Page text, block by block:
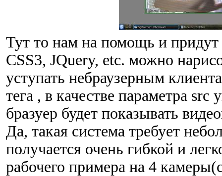
Тут то нам на помощь и
CSS3, JQuery, etc. можно
уступать небраузерным
тега , в качестве параметра src
бразуер будет показывать
Да, такая система требует
получается очень гибкой и
рабочего примера на 4